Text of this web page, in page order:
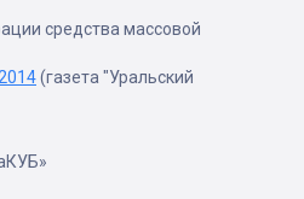
средства массовой
(газета "Уральский